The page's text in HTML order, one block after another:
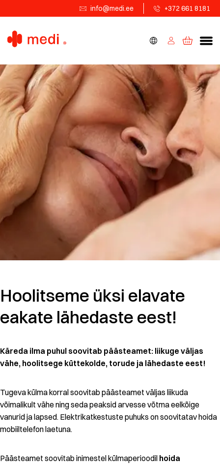
info@medi.ee +372 661 8181
Hoolitseme üksi elavate
eakate lähedaste eest!
Käreda ilma puhul soovitab päästeamet: liikuge väljas
vähe, hoolitsege küttekolde, torude ja lähedaste eest!
Tugeva külma korral soovitab päästeamet väljas liikuda
võimalikult vähe ning seda peaksid arvesse võtma eelkõige
vanurid ja lapsed. Elektrikatkestuste puhuks on soovitatav hoida
mobiiltelefon laetuna.
Päästeamet soovitab inimestel külmaperioodil hoida